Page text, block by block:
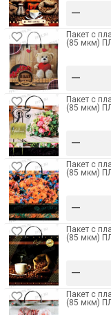
–
Пакет с
(85 мкм)
–
Пакет с
(85 мкм)
–
Пакет с
(85 мкм)
–
Пакет с
(85 мкм)
–
Пакет с
(85 мкм)